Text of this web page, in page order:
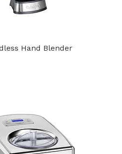
Hand Blender